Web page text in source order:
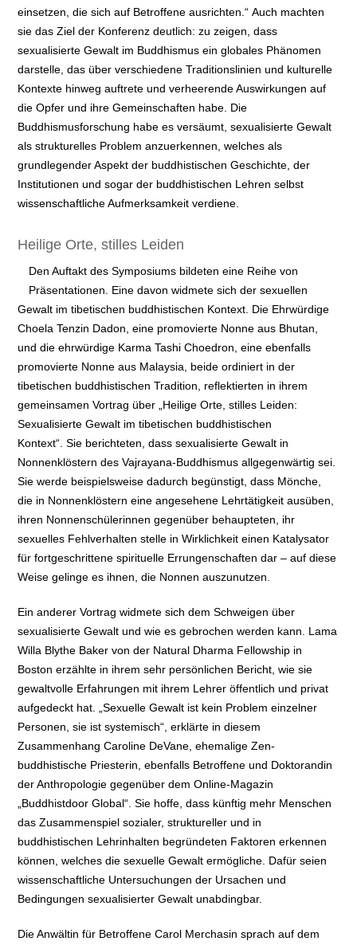
einsetzen, die sich auf Betroffene ausrichten.“ Auch machten
sie das Ziel der Konferenz deutlich: zu zeigen, dass
sexualisierte Gewalt im Buddhismus ein globales Phänomen
darstelle, das über verschiedene Traditionslinien und kulturelle
Kontexte hinweg auftrete und verheerende Auswirkungen auf
die Opfer und ihre Gemeinschaften habe. Die
Buddhismusforschung habe es versäumt, sexualisierte Gewalt
als strukturelles Problem anzuerkennen, welches als
grundlegender Aspekt der buddhistischen Geschichte, der
Institutionen und sogar der buddhistischen Lehren selbst
wissenschaftliche Aufmerksamkeit verdiene.
Heilige Orte, stilles Leiden
Den Auftakt des Symposiums bildeten eine Reihe von
Präsentationen. Eine davon widmete sich der sexuellen
Gewalt im tibetischen buddhistischen Kontext. Die Ehrwürdige
Choela Tenzin Dadon, eine promovierte Nonne aus Bhutan,
und die ehrwürdige Karma Tashi Choedron, eine ebenfalls
promovierte Nonne aus Malaysia, beide ordiniert in der
tibetischen buddhistischen Tradition, reflektierten in ihrem
gemeinsamen Vortrag über „Heilige Orte, stilles Leiden:
Sexualisierte Gewalt im tibetischen buddhistischen
Kontext“. Sie berichteten, dass sexualisierte Gewalt in
Nonnenklöstern des Vajrayana-Buddhismus allgegenwärtig sei.
Sie werde beispielsweise dadurch begünstigt, dass Mönche,
die in Nonnenklöstern eine angesehene Lehrtätigkeit ausüben,
ihren Nonnenschülerinnen gegenüber behaupteten, ihr
sexuelles Fehlverhalten stelle in Wirklichkeit einen Katalysator
für fortgeschrittene spirituelle Errungenschaften dar – auf diese
Weise gelinge es ihnen, die Nonnen auszunutzen.
Ein anderer Vortrag widmete sich dem Schweigen über
sexualisierte Gewalt und wie es gebrochen werden kann. Lama
Willa Blythe Baker von der Natural Dharma Fellowship in
Boston erzählte in ihrem sehr persönlichen Bericht, wie sie
gewaltvolle Erfahrungen mit ihrem Lehrer öffentlich und privat
aufgedeckt hat. „Sexuelle Gewalt ist kein Problem einzelner
Personen, sie ist systemisch“, erklärte in diesem
Zusammenhang Caroline DeVane, ehemalige Zen-
buddhistische Priesterin, ebenfalls Betroffene und Doktorandin
der Anthropologie gegenüber dem Online-Magazin
„Buddhistdoor Global“. Sie hoffe, dass künftig mehr Menschen
das Zusammenspiel sozialer, struktureller und in
buddhistischen Lehrinhalten begründeten Faktoren erkennen
können, welches die sexuelle Gewalt ermögliche. Dafür seien
wissenschaftliche Untersuchungen der Ursachen und
Bedingungen sexualisierter Gewalt unabdingbar.
Die Anwältin für Betroffene Carol Merchasin sprach auf dem